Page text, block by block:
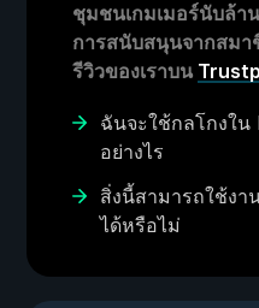
ชุมชนเกมเมอร์นับล้า
การสนับสนุนจากสมา
รีวิวของเราบน
ฉันจะใช้กลโกงใน
อย่างไร
สิ่งนี้สามารถใช้งา
ได้หรือไม่